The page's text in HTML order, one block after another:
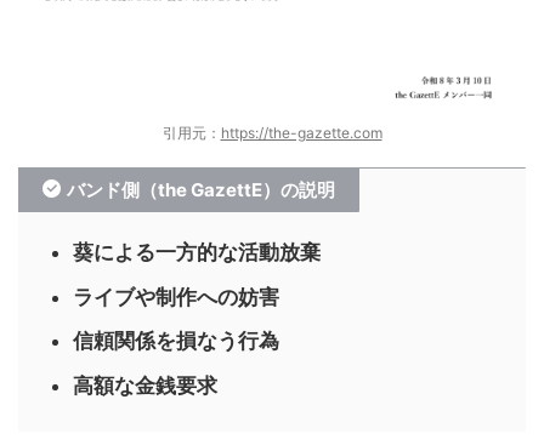
引用元： https://the-gazette.com
バンド側（the GazettE）の説明
葵による一方的な活動放棄
ライブや制作への妨害
信頼関係を損なう行為
高額な金銭要求